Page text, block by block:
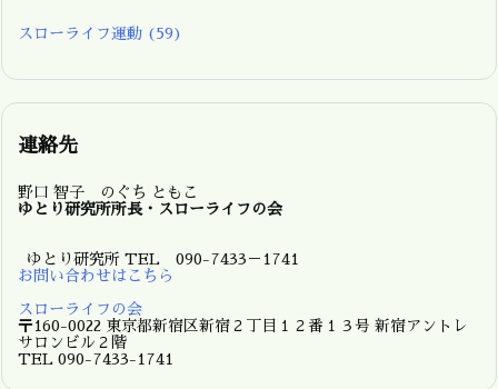
スローライフ運動 (59)
連絡先
野口 智子 のぐち ともこ
ゆとり研究所所長・スローライフの会
ゆとり研究所 TEL 090-7433－1741
お問い合わせはこちら
スローライフの会
〒160-0022 東京都新宿区新宿２丁目１２番１３号 新宿アントレ
サロンビル２階
TEL 090-7433-1741